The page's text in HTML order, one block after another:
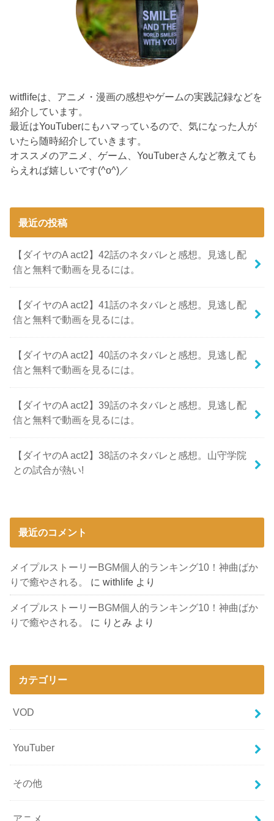
witflifeは、アニメ・漫画の感想やゲームの実践記録などを
紹介しています。
最近はYouTuberにもハマっているので、気になった人が
いたら随時紹介していきます。
オススメのアニメ、ゲーム、YouTuberさんなど教えても
らえれば嬉しいです(^o^)／
最近の投稿
【ダイヤのA act2】42話のネタバレと感想。見逃し配
信と無料で動画を見るには。
【ダイヤのA act2】41話のネタバレと感想。見逃し配
信と無料で動画を見るには。
【ダイヤのA act2】40話のネタバレと感想。見逃し配
信と無料で動画を見るには。
【ダイヤのA act2】39話のネタバレと感想。見逃し配
信と無料で動画を見るには。
【ダイヤのA act2】38話のネタバレと感想。山守学院
との試合が熱い!
最近のコメント
メイプルストーリーBGM個人的ランキング10！神曲ばか
りで癒やされる。
にwithlife より
メイプルストーリーBGM個人的ランキング10！神曲ばか
りで癒やされる。
に りとみ より
カテゴリー
VOD
YouTuber
その他
アニメ